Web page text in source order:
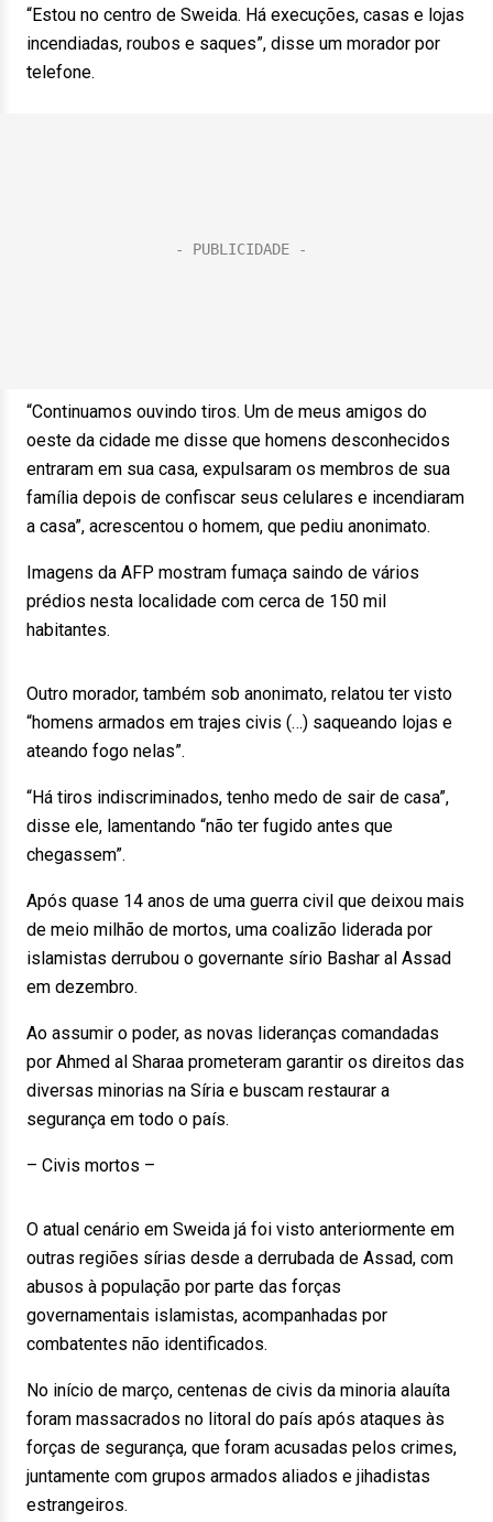
“Estou no centro de Sweida. Há execuções, casas e lojas
incendiadas, roubos e saques”, disse um morador por
telefone.
“Continuamos ouvindo tiros. Um de meus amigos do
oeste da cidade me disse que homens desconhecidos
entraram em sua casa, expulsaram os membros de sua
família depois de confiscar seus celulares e incendiaram
a casa”, acrescentou o homem, que pediu anonimato.
Imagens da AFP mostram fumaça saindo de vários
prédios nesta localidade com cerca de 150 mil
habitantes.
Outro morador, também sob anonimato, relatou ter visto
“homens armados em trajes civis (…) saqueando lojas e
ateando fogo nelas”.
“Há tiros indiscriminados, tenho medo de sair de casa”,
disse ele, lamentando “não ter fugido antes que
chegassem”.
Após quase 14 anos de uma guerra civil que deixou mais
de meio milhão de mortos, uma coalizão liderada por
islamistas derrubou o governante sírio Bashar al Assad
em dezembro.
Ao assumir o poder, as novas lideranças comandadas
por Ahmed al Sharaa prometeram garantir os direitos das
diversas minorias na Síria e buscam restaurar a
segurança em todo o país.
– Civis mortos –
O atual cenário em Sweida já foi visto anteriormente em
outras regiões sírias desde a derrubada de Assad, com
abusos à população por parte das forças
governamentais islamistas, acompanhadas por
combatentes não identificados.
No início de março, centenas de civis da minoria alauíta
foram massacrados no litoral do país após ataques às
forças de segurança, que foram acusadas pelos crimes,
juntamente com grupos armados aliados e jihadistas
estrangeiros.